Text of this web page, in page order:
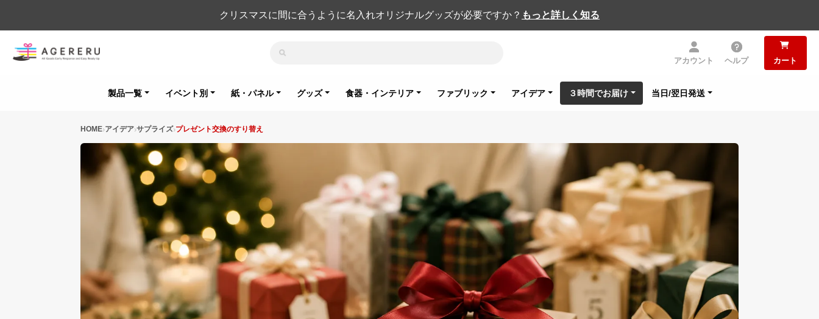
クリスマスに間に合うように名入れオリジナルグッズが必要ですか？ もっと詳しく知る
アカウント ヘルプ カート
製品一覧 イベント別 紙・パネル グッズ 食器・インテリア ファブリック アイデア ３時間でお届け 当日/翌日発送
HOME アイデア サプライズ プレゼント交換のすり替え